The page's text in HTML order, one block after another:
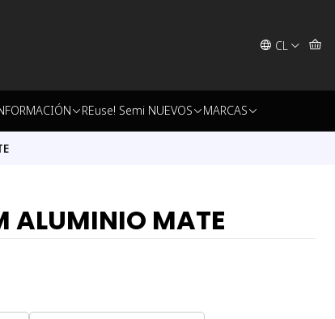
CL
REuse! Semi NUEVOS MARCAS
ALUMINIO MATE